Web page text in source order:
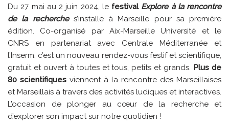
Du 27 mai au 2 juin 2024, le festival Explore à la rencontre
de la recherches’installe à Marseille pour sa première
édition. Co-organisé par Aix-Marseille Université et le
CNRS en partenariat avec Centrale Méditerranée et
l’Inserm, c’est un nouveau rendez-vous festif et scientifique,
gratuit et ouvert à toutes et tous, petits et grands. Plus de
80 scientifiques viennent à la rencontre des Marseillaises
et Marseillais à travers des activités ludiques et interactives.
L’occasion de plonger au cœur de la recherche et
d’explorer son impact sur notre quotidien !